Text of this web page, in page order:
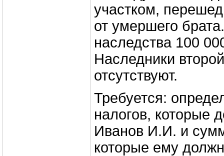
участком,
от умершего
наследства 100
Наследники
отсутствуют.
Требуется:
налогов, которые
Иванов И.И. и
которые ему